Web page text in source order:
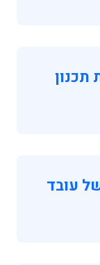
תכנון
עובד